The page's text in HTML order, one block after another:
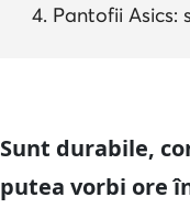
Pantofii Asics:
Sunt durabile,
putea vorbi ore